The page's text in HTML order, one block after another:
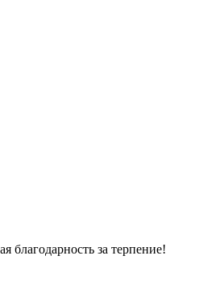
за терпение!